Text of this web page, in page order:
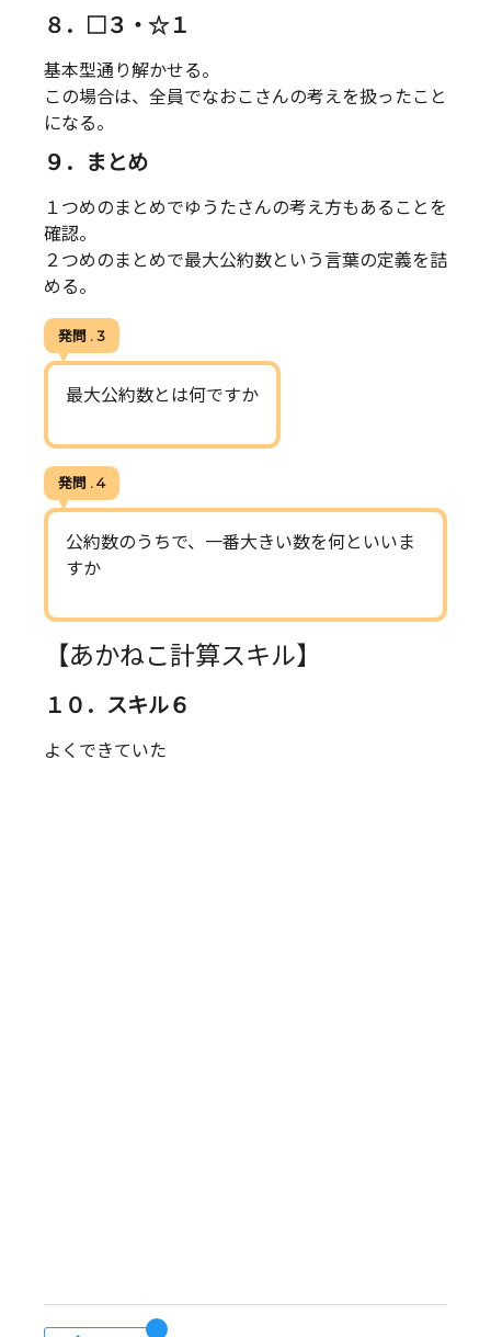
８．□３・☆１
基本型通り解かせる。
この場合は、全員でなおこさんの考えを扱ったこと
になる。
９．まとめ
１つめのまとめでゆうたさんの考え方もあることを
確認。
２つめのまとめで最大公約数という言葉の定義を詰
める。
発問 . 3
最大公約数とは何ですか
発問 . 4
公約数のうちで、一番大きい数を何といいま
すか
【あかねこ計算スキル】
１０．スキル６
よくできていた